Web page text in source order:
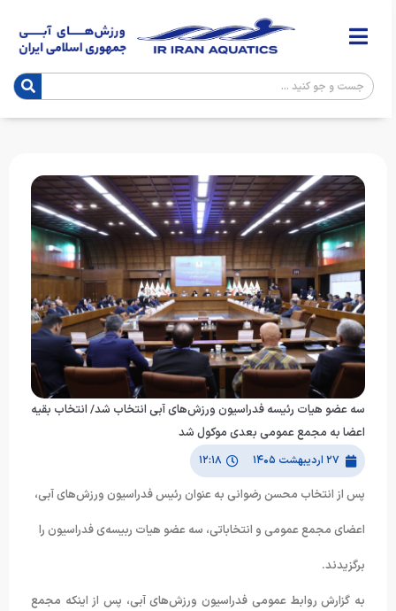
سه عضو هیات رئیسه فدراسیون ورزش‌های آبی انتخاب شد/ انتخاب بقیه
اعضا به مجمع عمومی بعدی موکول شد
۲۷ اردیبهشت ۱۴۰۵ ۱۲:۱۸
پس از انتخاب محسن رضوانی به عنوان رئیس فدراسیون ورزش‌های آبی،
اعضای مجمع عمومی و انتخاباتی، سه عضو هیات ربیسه‌ی فدراسیون را
برگزیدند.
به گزارش روابط عمومی فدراسیون ورزش‌های آبی، پس از اینکه مجمع